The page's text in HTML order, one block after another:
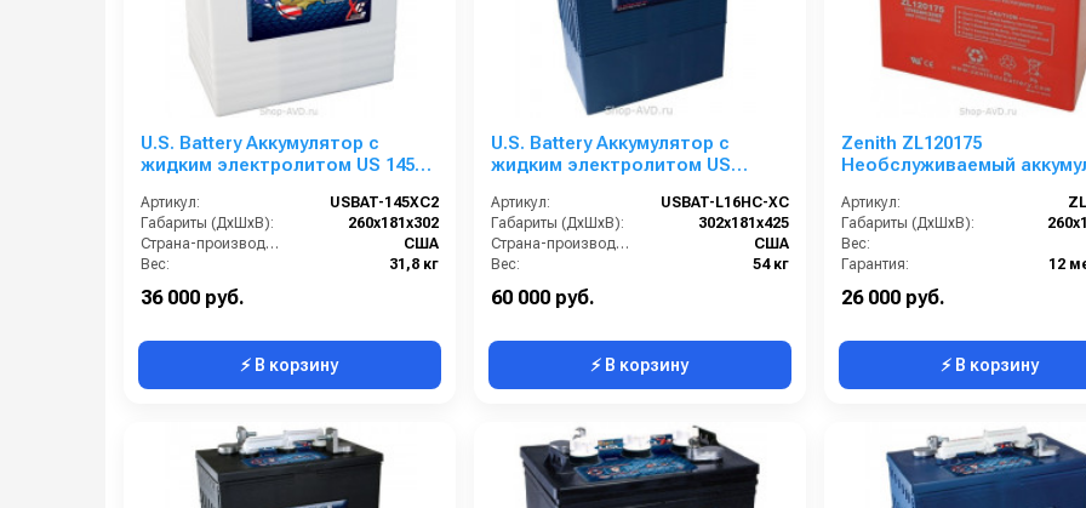
U.S. Battery Аккумулятор с
жидким электролитом US 145
Артикул:
USBAT-145XC2
Габариты (ДхШхВ):
260x181x302
Страна-производитель:
США
Вес:
31,8 кг
36 000 руб.
⚡ В корзину
U.S. Battery Аккумулятор с
жидким электролитом US
Артикул:
USBAT-L16HC-XC
Габариты (ДхШхВ):
302x181x425
Страна-производитель:
США
Вес:
54 кг
60 000 руб.
⚡ В корзину
Zenith ZL120175
Необслуживаемый
Артикул:
Габариты (ДхШхВ):
Вес:
Гарантия:
12
26 000 руб.
⚡ В корзину